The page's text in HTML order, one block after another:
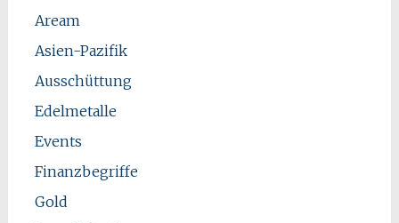
Aream
Asien-Pazifik
Ausschüttung
Edelmetalle
Events
Finanzbegriffe
Gold